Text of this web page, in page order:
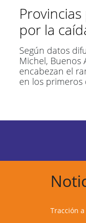
por la
Según datos
Michel, Buenos
encabezan el
en los primeros
Tracción